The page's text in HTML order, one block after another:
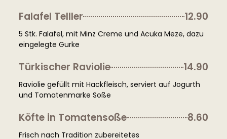
Falafel Telller 12.90
5 Stk. Falafel, mit Minz Creme und Acuka Meze, dazu
eingelegte Gurke
Türkischer Raviolie 14.90
Raviolie gefüllt mit Hackfleisch, serviert auf Jogurth
und Tomatenmarke Soße
Köfte in Tomatensoße 8.60
Frisch nach Tradition zubereitetes